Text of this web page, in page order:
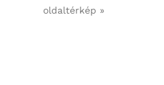
oldaltérkép »